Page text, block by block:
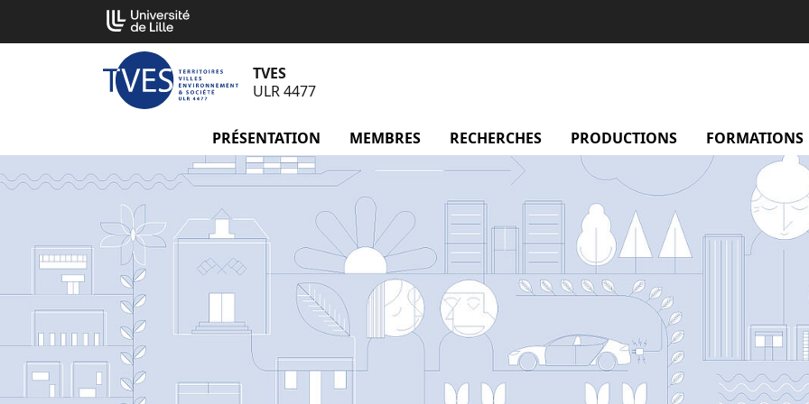
contenu
TVES
ULR 4477
PRÉSENTATION menu Présentation
MEMBRES menu Membres
RECHERCHES menu Recherches
PRODUCTIONS menu
FORMATIONS
Cookies management panel